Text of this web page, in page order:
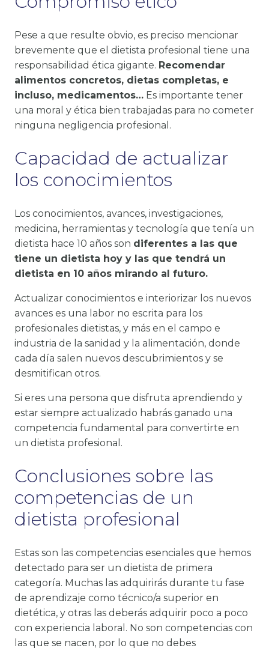
Pese a que resulte obvio, es preciso mencionar
brevemente que el dietista profesional tiene una
responsabilidad ética gigante. Recomendar
alimentos concretos, dietas completas, e
incluso, medicamentos… Es importante tener
una moral y ética bien trabajadas para no cometer
ninguna negligencia profesional.
Capacidad de actualizar
los conocimientos
Los conocimientos, avances, investigaciones,
medicina, herramientas y tecnología que tenía un
dietista hace 10 años son diferentes a las que
tiene un dietista hoy y las que tendrá un
dietista en 10 años mirando al futuro.
Actualizar conocimientos e interiorizar los nuevos
avances es una labor no escrita para los
profesionales dietistas, y más en el campo e
industria de la sanidad y la alimentación, donde
cada día salen nuevos descubrimientos y se
desmitifican otros.
Si eres una persona que disfruta aprendiendo y
estar siempre actualizado habrás ganado una
competencia fundamental para convertirte en
un dietista profesional.
Conclusiones sobre las
competencias de un
dietista profesional
Estas son las competencias esenciales que hemos
detectado para ser un dietista de primera
categoría. Muchas las adquirirás durante tu fase
de aprendizaje como técnico/a superior en
dietética, y otras las deberás adquirir poco a poco
con experiencia laboral. No son competencias con
las que se nacen, por lo que no debes